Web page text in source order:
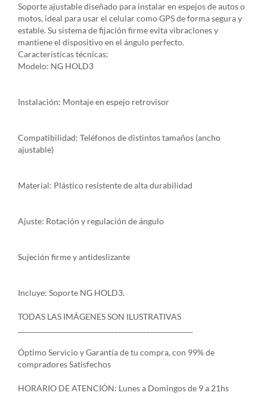
Soporte ajustable diseñado para instalar en espejos de autos o
motos, ideal para usar el celular como GPS de forma segura y
estable. Su sistema de fijación firme evita vibraciones y
mantiene el dispositivo en el ángulo perfecto.
Características técnicas:
Modelo: NG HOLD3
Instalación: Montaje en espejo retrovisor
Compatibilidad: Teléfonos de distintos tamaños (ancho
ajustable)
Material: Plástico resistente de alta durabilidad
Ajuste: Rotación y regulación de ángulo
Sujeción firme y antideslizante
Incluye: Soporte NG HOLD3.
TODAS LAS IMÁGENES SON ILUSTRATIVAS
Óptimo Servicio y Garantía de tu compra, con 99% de
compradores Satisfechos
HORARIO DE ATENCIÓN: Lunes a Domingos de 9 a 21hs